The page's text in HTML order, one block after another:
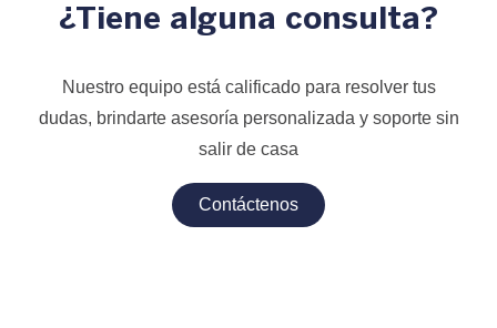
¿Tiene alguna consulta?
Nuestro equipo está calificado para resolver tus
dudas, brindarte asesoría personalizada y soporte sin
salir de casa
Contáctenos